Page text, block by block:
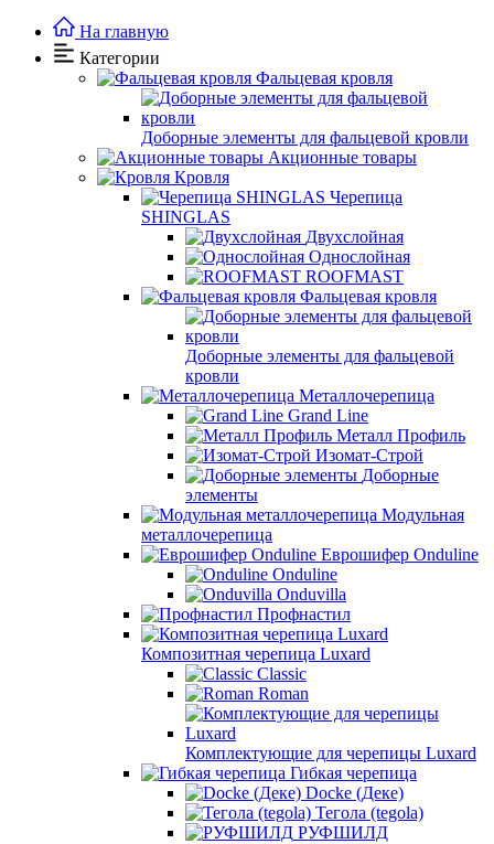
На главную
Категории
Фальцевая кровля
Доборные элементы для фальцевой кровли
Акционные товары
Кровля
Черепица
SHINGLAS
Двухслойная
Однослойная
ROOFMAST
Фальцевая кровля
Доборные элементы для фальцевой
кровли
Металлочерепица
Grand Line
Металл Профиль
Изомат-Строй
Доборные
элементы
Модульная
металлочерепица
Еврошифер Onduline
Onduline
Onduvilla
Профнастил
Композитная черепица Luxard
Сlassic
Roman
Комплектующие для черепицы Luxard
Гибкая черепица
Docke (Деке)
Тегола (tegola)
РУФШИЛД